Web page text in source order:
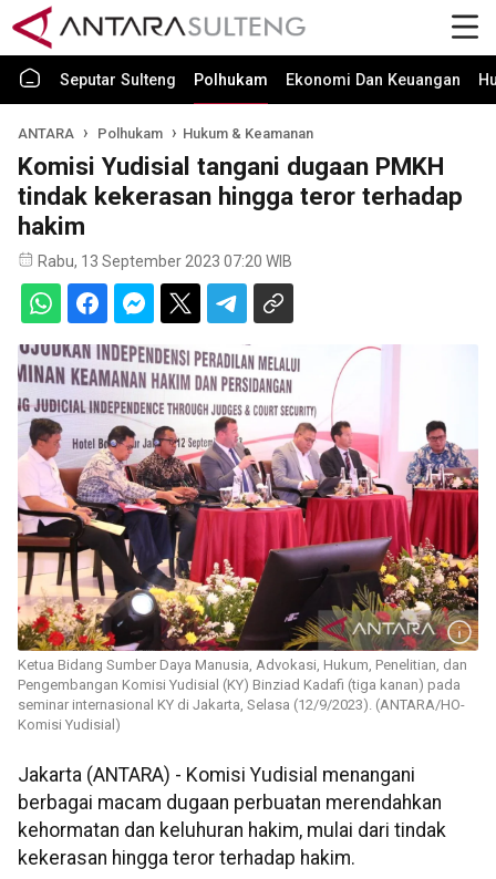
Seputar Sulteng Polhukam Ekonomi Dan Keuangan
ANTARA Polhukam Hukum & Keamanan
Komisi Yudisial tangani dugaan PMKH
tindak kekerasan hingga teror terhadap
hakim
Rabu, 13 September 2023 07:20 WIB
Ketua Bidang Sumber Daya Manusia, Advokasi, Hukum, Penelitian, dan
Pengembangan Komisi Yudisial (KY) Binziad Kadafi (tiga kanan) pada
seminar internasional KY di Jakarta, Selasa (12/9/2023). (ANTARA/HO-
Komisi Yudisial)
Jakarta (ANTARA) - Komisi Yudisial menangani
berbagai macam dugaan perbuatan merendahkan
kehormatan dan keluhuran hakim, mulai dari tindak
kekerasan hingga teror terhadap hakim.